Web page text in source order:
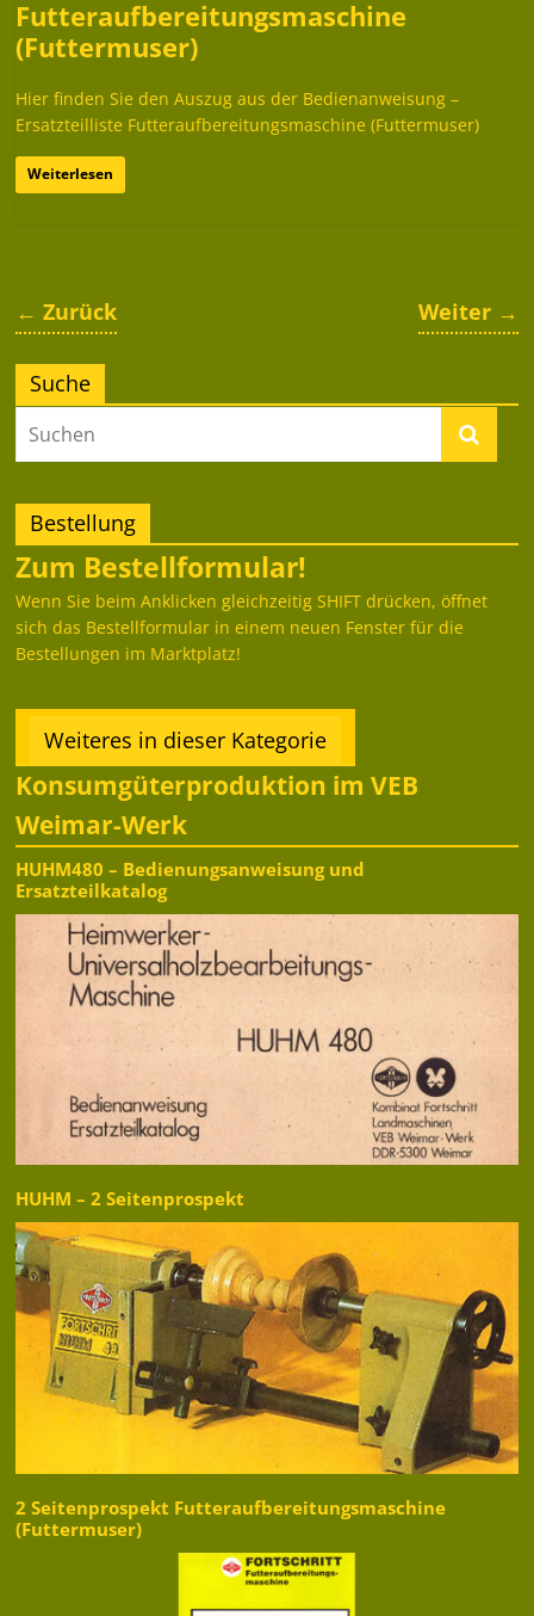
Futteraufbereitungsmaschine
(Futtermuser)
Hier finden Sie den Auszug aus der Bedienanweisung –
Ersatzteilliste Futteraufbereitungsmaschine (Futtermuser)
Weiterlesen
← Zurück Weiter →
Suche
Bestellung
Zum Bestellformular!
Wenn Sie beim Anklicken gleichzeitig SHIFT drücken, öffnet
sich das Bestellformular in einem neuen Fenster für die
Bestellungen im Marktplatz!
Weiteres in dieser Kategorie
Konsumgüterproduktion im VEB
Weimar-Werk
HUHM480 – Bedienungsanweisung und
Ersatzteilkatalog
HUHM – 2 Seitenprospekt
2 Seitenprospekt Futteraufbereitungsmaschine
(Futtermuser)